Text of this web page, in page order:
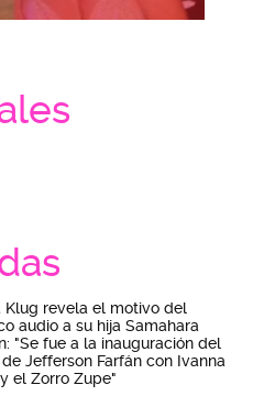
Klug revela el motivo del
audio a su hija Samahara
"Se fue a la inauguración del
Jefferson Farfán con Ivanna
el Zorro Zupe"